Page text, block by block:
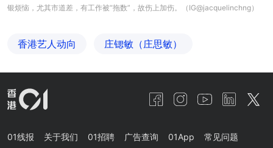
银烦恼，尤其市道差，有工作被“拖数”，故伤上加伤。（IG@jacquelinchng）
香港艺人动向 庄锶敏（庄思敏）
01线报 关于我们 01招聘 广告查询 01App 常见问题